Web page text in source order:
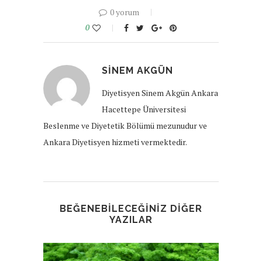
0 yorum
0
SINEM AKGÜN
Diyetisyen Sinem Akgün Ankara
Hacettepe Üniversitesi
Beslenme ve Diyetetik Bölümü mezunudur ve
Ankara Diyetisyen hizmeti vermektedir.
BEĞENEBILECEĞINIZ DIĞER
YAZILAR